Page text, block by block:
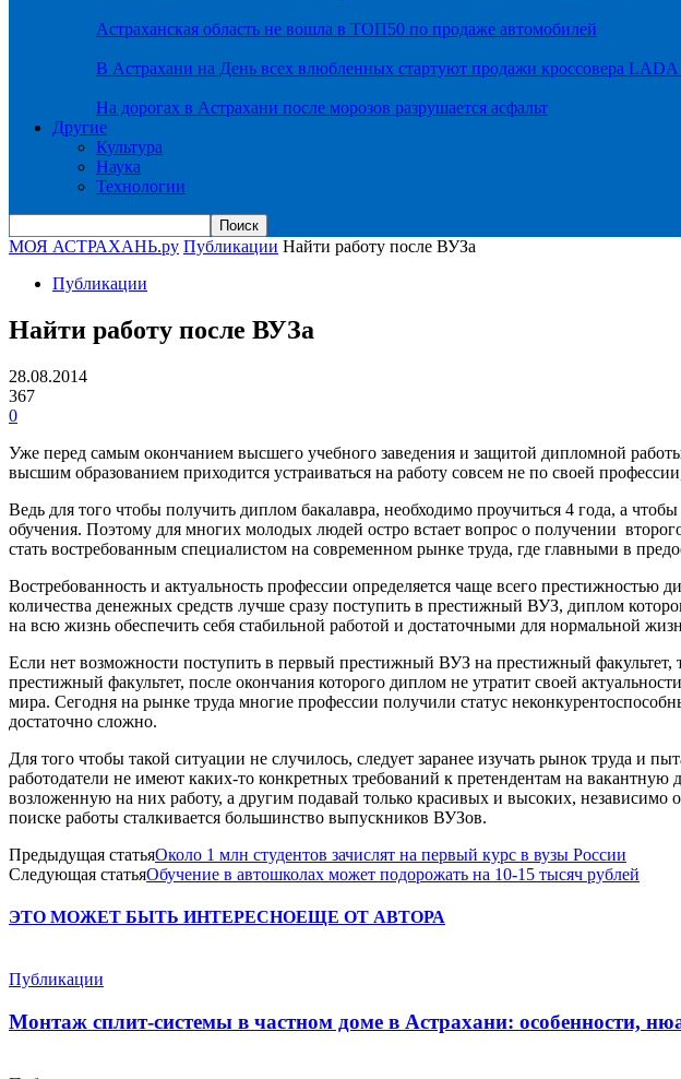
Астраханская область не вошла в ТОП50 по продаже автомобилей
В Астрахани на День всех влюбленных стартуют продажи кроссовера
На дорогах в Астрахани после морозов разрушается асфальт
Другие
Культура
Наука
Технологии
МОЯ АСТРАХАНЬ.ру Публикации Найти работу после ВУЗа
Публикации
Найти работу после ВУЗа
28.08.2014
367
0
Уже перед самым окончанием высшего учебного заведения и защитой дипломной
высшим образованием приходится устраиваться на работу совсем не по своей
Ведь для того чтобы получить диплом бакалавра, необходимо проучиться 4 года, а
обучения. Поэтому для многих молодых людей остро встает вопрос о получении
стать востребованным специалистом на современном рынке труда, где главными в
Востребованность и актуальность профессии определяется чаще всего
количества денежных средств лучше сразу поступить в престижный ВУЗ, диплом
на всю жизнь обеспечить себя стабильной работой и достаточными для нормальной
Если нет возможности поступить в первый престижный ВУЗ на престижный факультет,
престижный факультет, после окончания которого диплом не утратит своей
мира. Сегодня на рынке труда многие профессии получили статус
достаточно сложно.
Для того чтобы такой ситуации не случилось, следует заранее изучать рынок труда и
работодатели не имеют каких-то конкретных требований к претендентам на
возложенную на них работу, а другим подавай только красивых и высоких,
поиске работы сталкивается большинство выпускников ВУЗов.
Предыдущая статьяОколо 1 млн студентов зачислят на первый курс в вузы России
Следующая статьяОбучение в автошколах может подорожать на 10-15 тысяч рублей
ЭТО МОЖЕТ БЫТЬ ИНТЕРЕСНОЕЩЕ ОТ АВТОРА
Публикации
Монтаж сплит-системы в частном доме в Астрахани: особенности,